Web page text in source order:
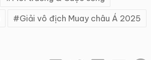
Giải vô địch Muay châu Á 2025